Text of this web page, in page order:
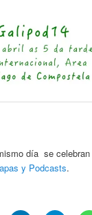
día se celebran
y Podcasts.